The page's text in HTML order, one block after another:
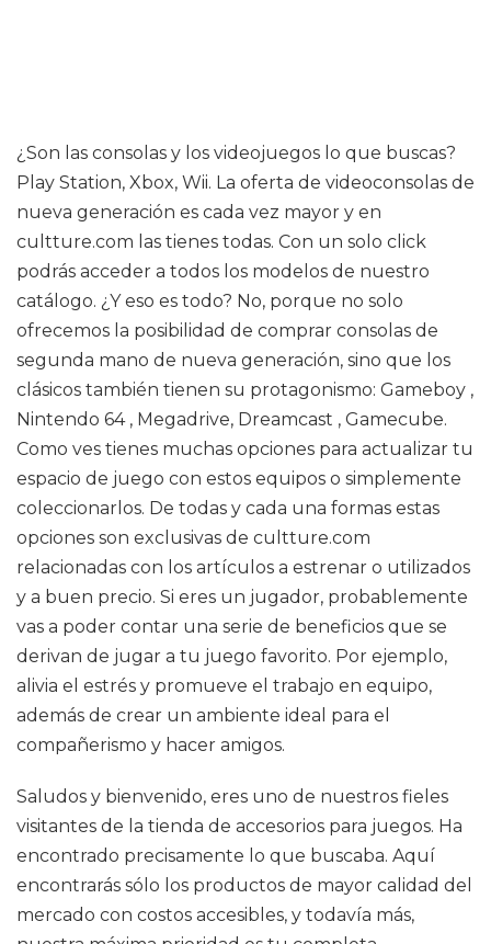
¿Son las consolas y los videojuegos lo que buscas?
Play Station, Xbox, Wii. La oferta de videoconsolas de
nueva generación es cada vez mayor y en
cultture.com las tienes todas. Con un solo click
podrás acceder a todos los modelos de nuestro
catálogo. ¿Y eso es todo? No, porque no solo
ofrecemos la posibilidad de comprar consolas de
segunda mano de nueva generación, sino que los
clásicos también tienen su protagonismo: Gameboy ,
Nintendo 64 , Megadrive, Dreamcast , Gamecube.
Como ves tienes muchas opciones para actualizar tu
espacio de juego con estos equipos o simplemente
coleccionarlos. De todas y cada una formas estas
opciones son exclusivas de cultture.com
relacionadas con los artículos a estrenar o utilizados
y a buen precio. Si eres un jugador, probablemente
vas a poder contar una serie de beneficios que se
derivan de jugar a tu juego favorito. Por ejemplo,
alivia el estrés y promueve el trabajo en equipo,
además de crear un ambiente ideal para el
compañerismo y hacer amigos.
Saludos y bienvenido, eres uno de nuestros fieles
visitantes de la tienda de accesorios para juegos. Ha
encontrado precisamente lo que buscaba. Aquí
encontrarás sólo los productos de mayor calidad del
mercado con costos accesibles, y todavía más,